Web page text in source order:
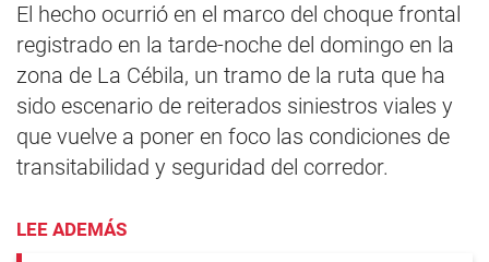
El hecho ocurrió en el marco del choque frontal
registrado en la tarde-noche del domingo en la
zona de La Cébila, un tramo de la ruta que ha
sido escenario de reiterados siniestros viales y
que vuelve a poner en foco las condiciones de
transitabilidad y seguridad del corredor.
LEE ADEMÁS